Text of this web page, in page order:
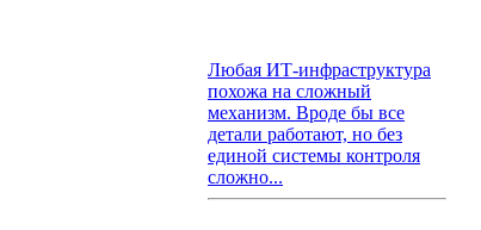
Любая ИТ-инфраструктура
похожа на сложный
механизм. Вроде бы все
детали работают, но без
единой системы контроля
сложно...